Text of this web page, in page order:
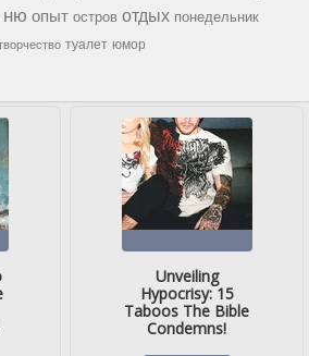
ню опыт остров отдых понедельник
туалет юмор